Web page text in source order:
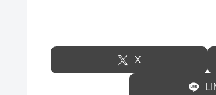
X